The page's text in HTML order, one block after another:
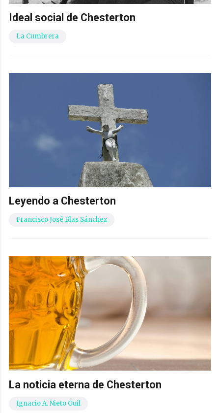
Ideal social de Chesterton
La Cumbrera
Leyendo a Chesterton
Francisco José Blas Sánchez
La noticia eterna de Chesterton
Ignacio A. Nieto Guil